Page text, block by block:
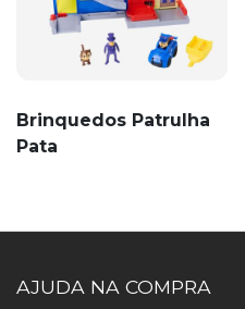
Brinquedos Patrulha
Pata
AJUDA NA COMPRA